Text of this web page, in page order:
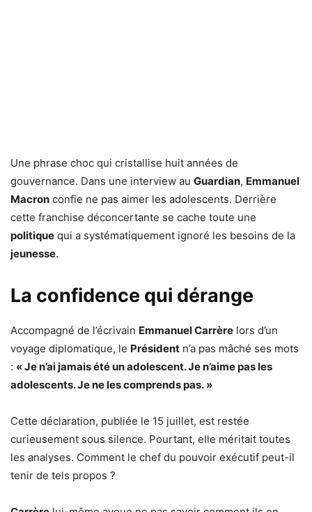
Une phrase choc qui cristallise huit années de
gouvernance. Dans une interview au Guardian, Emmanuel
Macron confie ne pas aimer les adolescents. Derrière
cette franchise déconcertante se cache toute une
politique qui a systématiquement ignoré les besoins de la
jeunesse.
La confidence qui dérange
Accompagné de l’écrivain Emmanuel Carrère lors d’un
voyage diplomatique, le Président n’a pas mâché ses mots
: « Je n’ai jamais été un adolescent. Je n’aime pas les
adolescents. Je ne les comprends pas. »
Cette déclaration, publiée le 15 juillet, est restée
curieusement sous silence. Pourtant, elle méritait toutes
les analyses. Comment le chef du pouvoir exécutif peut-il
tenir de tels propos ?